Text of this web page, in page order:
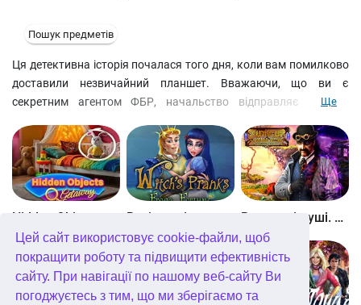
Цей сайт використовує cookie-файли, щоб
покращити роботу та підвищити ефективність
сайту. При навігації по нашому веб-сайту Ви
погоджуєтесь з тим, що ми зберігаємо та
Пошук предметів
Ця детективна історія почалася того дня, коли вам помилково
доставили незвичайний планшет. Вважаючи, що ви є
секретним агентом ФБР, начальство відправляє вас на
навіть якщо воно не ваше. А тому ви вирушаєте досліджувати
будинок на іншому кінці міста, де за дивних обставин загинув
талановитий музикант. Нещасний випадок чи хитро
сплановане вбивство? Це вам і доведеться з'ясувати,
збираючи докази на місцях злочинів. Усі сцени пошуку
предметів – реалістичні фотографії, тому шукати приховані
предмети – одне задоволення.
Ще
Вкрадені душі. Кривавий ритуал